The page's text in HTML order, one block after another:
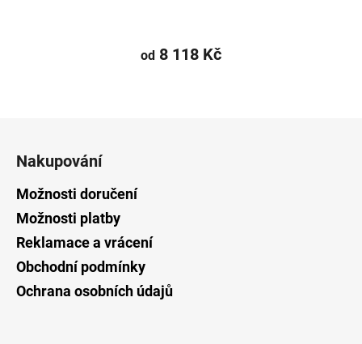
od 8 118 Kč
Nakupování
Možnosti doručení
Možnosti platby
Reklamace a vrácení
Obchodní podmínky
Ochrana osobních údajů